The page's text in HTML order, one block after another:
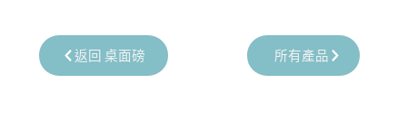
返回 桌面磅 所有產品